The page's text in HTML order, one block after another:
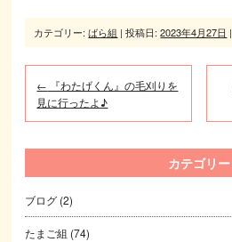
カテゴリー:ばら組 | 投稿日:2023年4月27日 |
← 『わたげくん』の毛刈りを
見に行ったよ♪
カテゴリー
ブログ (2)
たまご組 (74)